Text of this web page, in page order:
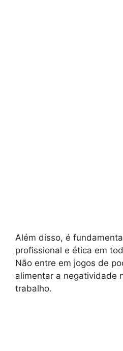
Além disso, é
profissional e ética em
Não entre em jogos de
alimentar a negatividade
trabalho.